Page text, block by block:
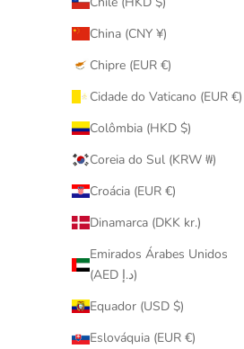
China (CNY ¥)
Chipre (EUR €)
Cidade do Vaticano (EUR €)
Colômbia (HKD $)
Coreia do Sul (KRW ₩)
Croácia (EUR €)
Dinamarca (DKK kr.)
Emirados Árabes Unidos
(AED د.إ)
Equador (USD $)
Eslováquia (EUR €)